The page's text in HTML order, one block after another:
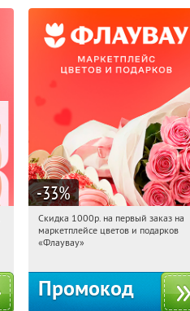
-33%
21:15:13 Получили:
Россия
Скидка 1000р. на первый заказ на
маркетплейсе цветов и подарков
«Флаувау»
Промокод